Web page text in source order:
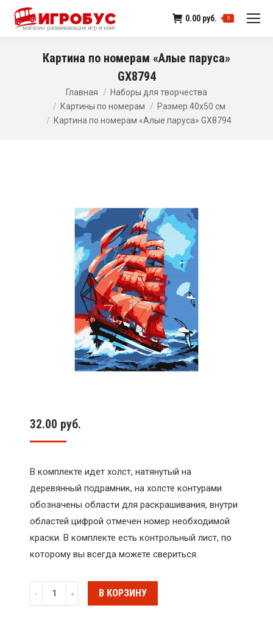
0.00 руб. 0
Картина по номерам «Алые паруса»
GX8794
Главная
Наборы для творчества
Картины по номерам
Размер 40х50 см
Картина по номерам «Алые паруса» GX8794
32.00 руб.
В комплекте идет холст, натянутый на
деревянный подрамник, на холсте контурами
обозначены области для раскрашивания, внутри
областей цифрой отмечен номер необходимой
краски. В комплекте есть контрольный лист, по
которому вы всегда можете свериться.
Количество
Картина
В КОРЗИНУ